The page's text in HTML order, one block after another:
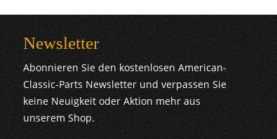
Newsletter
Abonnieren Sie den kostenlosen American-
Classic-Parts Newsletter und verpassen Sie
keine Neuigkeit oder Aktion mehr aus
unserem Shop.